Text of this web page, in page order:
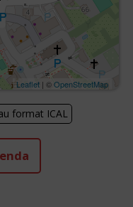
Leaflet | ©OpenStreetMap
format ICAL